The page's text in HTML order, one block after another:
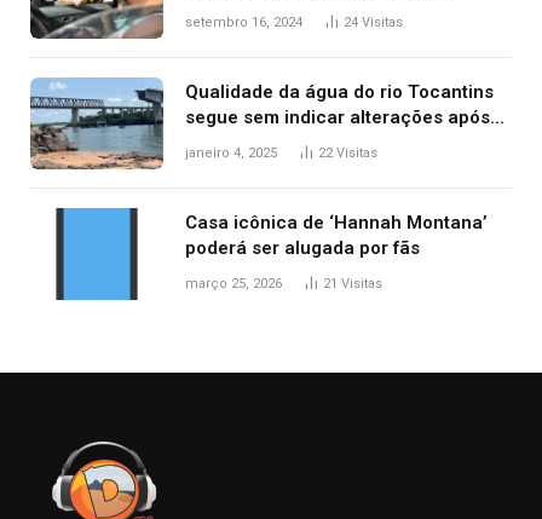
acidentes no trânsito no AP
setembro 16, 2024 24 Visitas
Qualidade da água do rio Tocantins
segue sem indicar alterações após
desabamento da ponte entre MA e
janeiro 4, 2025 22Visitas
Casa icônica de ‘Hannah Montana’
poderá ser alugada por fãs
março 25, 2026 21 Visitas